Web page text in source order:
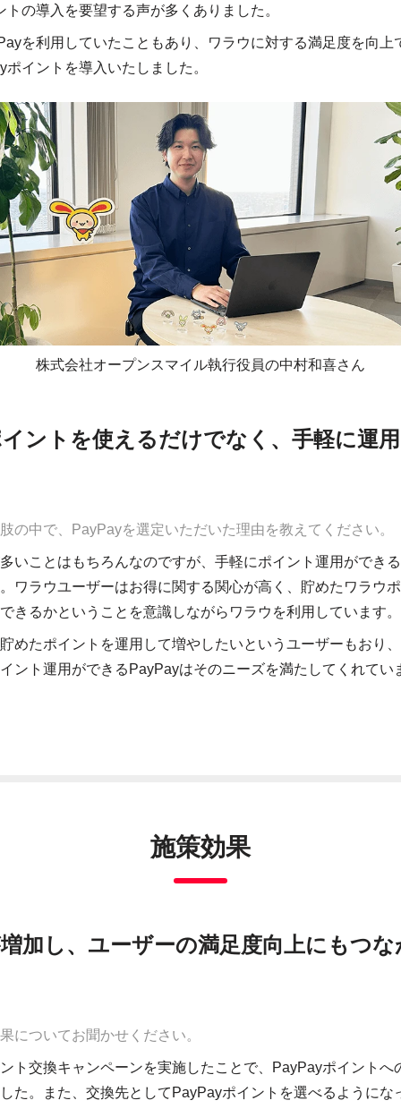
トの導入を要望する声が多くありました。
を利用していたこともあり、ワラウに対する満足度を向上
イントを導入いたしました。
株式会社オープンスマイル執行役員の中村和喜さん
ントを使えるだけでなく、手軽に運
の中で、PayPayを選定いただいた理由を教えてください。
いことはもちろんなのですが、手軽にポイント運用ができ
ワラウユーザーはお得に関する関心が高く、貯めたワラウ
きるかということを意識しながらワラウを利用しています。
めたポイントを運用して増やしたいというユーザーもおり
ント運用ができるPayPayはそのニーズを満たしてくれてい
施策効果
加し、ユーザーの満足度向上にもつ
についてお聞かせください。
ト交換キャンペーンを実施したことで、PayPayポイントへ
た。また、交換先としてPayPayポイントを選べるようにな